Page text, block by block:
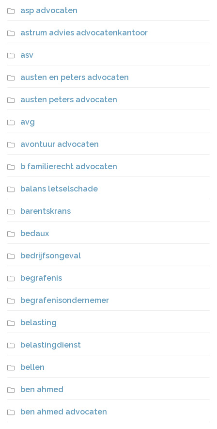
asp advocaten
astrum advies advocatenkantoor
asv
austen en peters advocaten
austen peters advocaten
avg
avontuur advocaten
b familierecht advocaten
balans letselschade
barentskrans
bedaux
bedrijfsongeval
begrafenis
begrafenisondernemer
belasting
belastingdienst
bellen
ben ahmed
ben ahmed advocaten